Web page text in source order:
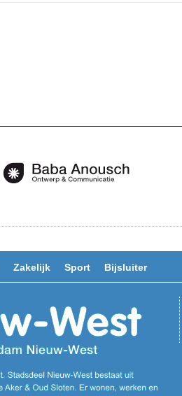
Zakelijk Sport Bijsluiter